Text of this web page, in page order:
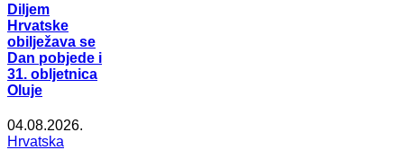
Diljem
Hrvatske
obilježava se
Dan pobjede i
31. obljetnica
Oluje
04.08.2026.
Hrvatska